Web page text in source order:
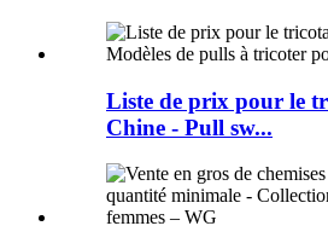
Liste de prix pour le
Chine - Pull sw...